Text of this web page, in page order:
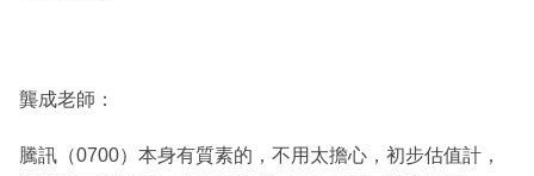
龔成老師：
騰訊（0700）本身有質素的，不用太擔心，初步估值計，